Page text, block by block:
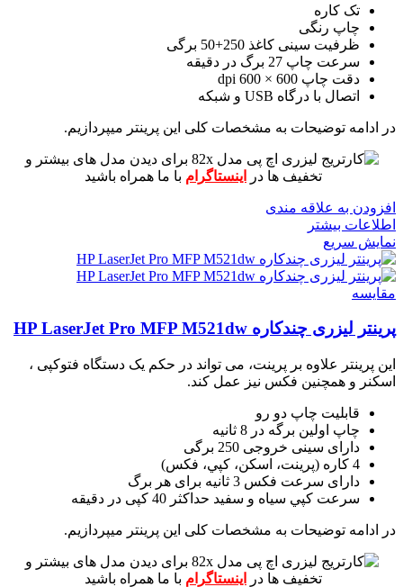
تک کاره
چاپ رنگی
ظرفیت سینی کاغذ 250+50 برگی
سرعت چاپ 27 برگ در دقیقه
دقت چاپ 600 × 600 dpi
اتصال با درگاه USB و شبکه
در ادامه توضیحات به مشخصات کلی این پرینتر میپردازیم.
برای دیدن مدل های بیشتر و
تخفیف ها در
اینستاگرام با ما همراه باشید
افزودن به علاقه مندی
اطلاعات بیشتر
نمایش سریع
مقايسه
پرینتر لیزری چندکاره HP LaserJet Pro MFP M521dw
این پرینتر علاوه بر پرینت، می تواند در حکم یک دستگاه فتوکپی ،
اسکنر و همچنین فکس نیز عمل کند.
قابلیت چاپ دو رو
چاپ اولین برگه در 8 ثانیه
دارای سینی خروجی 250 برگی
4 کاره (پرينت، اسکن، کپي، فکس)
دارای سرعت فکس 3 ثانیه برای هر برگ
سرعت کپي سياه و سفيد حداکثر 40 کپی در دقیقه
در ادامه توضیحات به مشخصات کلی این پرینتر میپردازیم.
برای دیدن مدل های بیشتر و
تخفیف ها در
اینستاگرام با ما همراه باشید